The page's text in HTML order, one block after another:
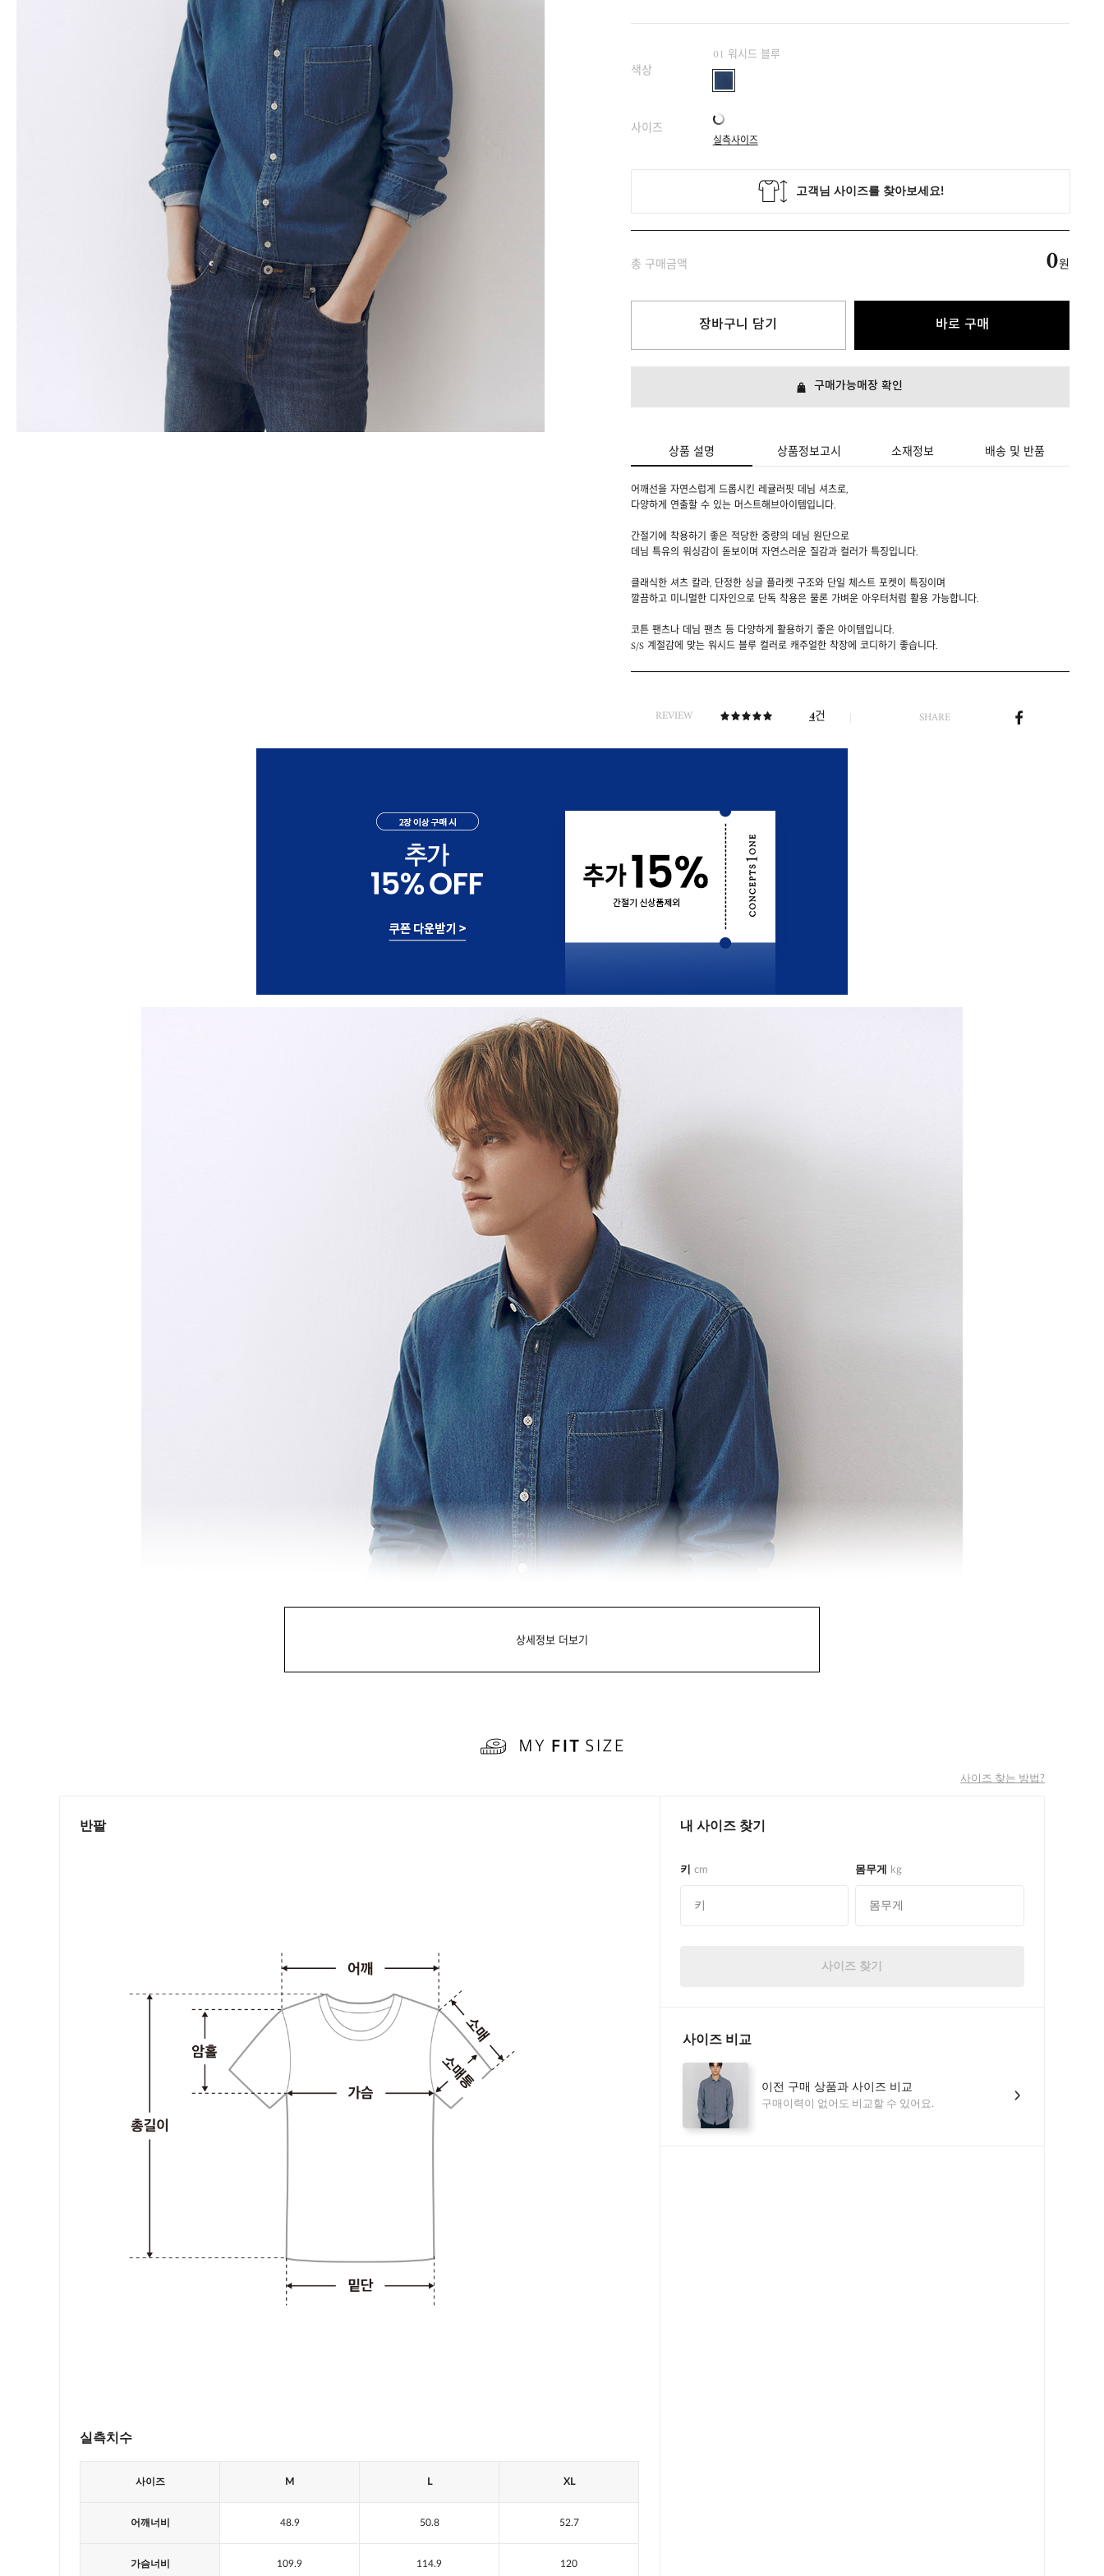
색상
01 워시드 블루
사이즈
실측사이즈
총 구매금액 0원
장바구니 담기 바로 구매
구매가능매장 확인
상품 설명 상품정보고시 소재정보 배송 및 반품
어깨선을 자연스럽게 드롭시킨 레귤러핏 데님 셔츠로,
다양하게 연출할 수 있는 머스트해브아이템입니다.
간절기에 착용하기 좋은 적당한 중량의 데님 원단으로
데님 특유의 워싱감이 돋보이며 자연스러운 질감과 컬러가 특징입니다.
클래식한 셔츠 칼라, 단정한 싱글 플라켓 구조와 단일 체스트 포켓이 특징이며
깔끔하고 미니멀한 디자인으로 단독 착용은 물론 가벼운 아우터처럼 활용 가능합니다.
코튼 팬츠나 데님 팬츠 등 다양하게 활용하기 좋은 아이템입니다.
S/S 계절감에 맞는 워시드 블루 컬러로 캐주얼한 착장에 코디하기 좋습니다.
REVIEW 4건 SHARE
상세정보 더보기